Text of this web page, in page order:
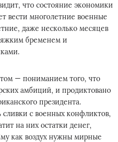
что состояние экономики
вести многолетние военные
даже несколько месяцев
бременем и
— пониманием того, что
амбиций, и продиктовано
президента.
с военных конфликтов,
на них остатки денег,
как воздух нужны мирные